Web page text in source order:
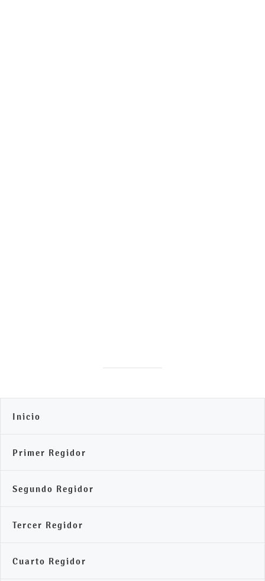
Inicio
Primer Regidor
Segundo Regidor
Tercer Regidor
Cuarto Regidor